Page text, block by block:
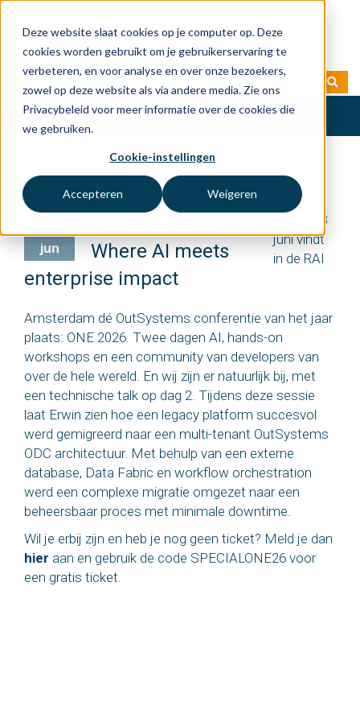
Deze website slaat cookies op je computer op. Deze
cookies worden gebruikt om je gebruikerservaring te
verbeteren, en voor analyse en over onze bezoekers,
zowel op deze website als via andere media. Zie ons
Privacybeleid voor meer informatie over de cookies die
we gebruiken.
Cookie-instellingen
Accepteren Weigeren
Toggle
navigation
Events» OutSystems ONE Where AI meets
jun
Where AI meets
enterprise impact
Op 2 en 3
juni vindt
in de RAI
Amsterdam dé OutSystems conferentie van het jaar
plaats: ONE 2026. Twee dagen AI, hands-on
workshops en een community van developers van
over de hele wereld. En wij zijn er natuurlijk bij, met
een technische talk op dag 2. Tijdens deze sessie
laat Erwin zien hoe een legacy platform succesvol
werd gemigreerd naar een multi-tenant OutSystems
ODC architectuur. Met behulp van een externe
database, Data Fabric en workflow orchestration
werd een complexe migratie omgezet naar een
beheersbaar proces met minimale downtime.
Wil je erbij zijn en heb je nog geen ticket? Meld je dan
hier aan en gebruik de code SPECIALONE26 voor
een gratis ticket.